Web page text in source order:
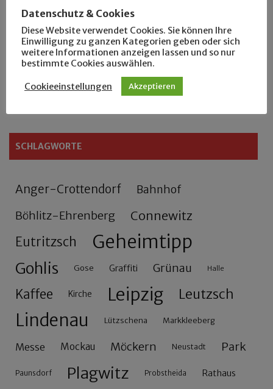
Rennfahrer in Schönefeld und Zschocher
Zu Fuß durch Anger-Crottendorf
Sammler- und Wanderfreund Hardy
SCHLAGWORTE
Anger-Crottendorf Bahnhof
Böhlitz-Ehrenberg Connewitz
Eutritzsch Geheimtipp
Gohlis Gose Graffiti Grünau Halle
Kaffee Kirche Leipzig Leutzsch
Lindenau Lützschena Markkleeberg
Messe Mockau Möckern Neustadt Park
Paunsdorf Plagwitz Probstheida Rathaus
Datenschutz & Cookies
Diese Website verwendet Cookies. Sie können Ihre
Einwilligung zu ganzen Kategorien geben oder sich
weitere Informationen anzeigen lassen und so nur
bestimmte Cookies auswählen.
Cookieeinstellungen Akzeptieren